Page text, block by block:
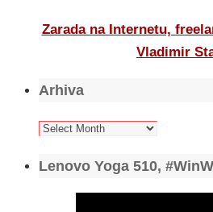
Zarada na Internetu,
Vladimir
Arhiva
Arhiva
Lenovo Yoga 510,